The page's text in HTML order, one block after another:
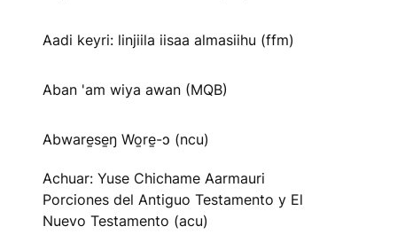
Aadi keyri: linjiila iisaa almasiihu (ffm)
Aban 'am wiya awan (MQB)
Abware̱se̱ŋ Wo̱re̱-ɔ (ncu)
Achuar: Yuse Chichame Aarmauri
Porciones del Antiguo Testamento y El
Nuevo Testamento (acu)